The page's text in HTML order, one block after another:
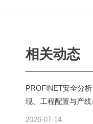
相关动态
PROFINET安全分
现、工程配置与产
2026-07-14